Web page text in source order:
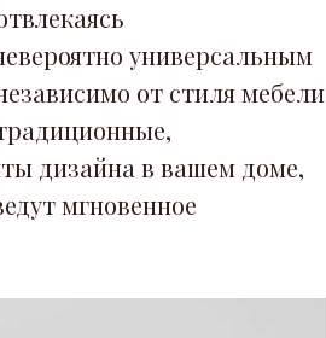
универсальным
от стиля мебели
дизайна в вашем доме,
мгновенное